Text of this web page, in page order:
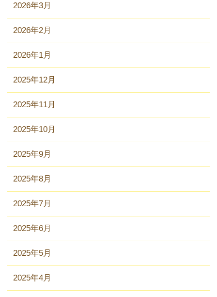
2026年3月
2026年2月
2026年1月
2025年12月
2025年11月
2025年10月
2025年9月
2025年8月
2025年7月
2025年6月
2025年5月
2025年4月